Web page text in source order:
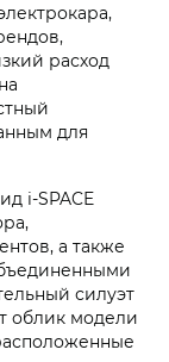
расход
для
i‑SPACE
а также
силуэт
облик модели